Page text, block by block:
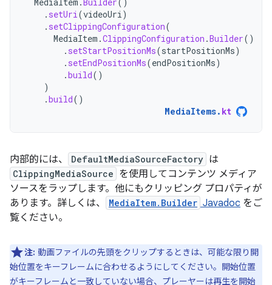
. setUri(videoUri)
. setClippingConfiguration(
MediaItem .ClippingConfiguration .Builder()
. setStartPositionMs(startPositionMs)
. setEndPositionMs(endPositionMs)
.build()
)
.build()
MediaItems. kt
内部的には、 DefaultMediaSourceFactory は
ClippingMediaSource を使用してコンテンツ メディア
ソースをラップします。他にもクリッピング プロパティが
あります。詳しくは、
MediaItem.Builder Javadoc をご
覧ください。
注: 動画ファイルの先頭をクリップするときは、可能な限り開
始位置をキーフレームに合わせるようにしてください。開始位置
がキーフレームと一致していない場合、プレーヤーは再生を開始